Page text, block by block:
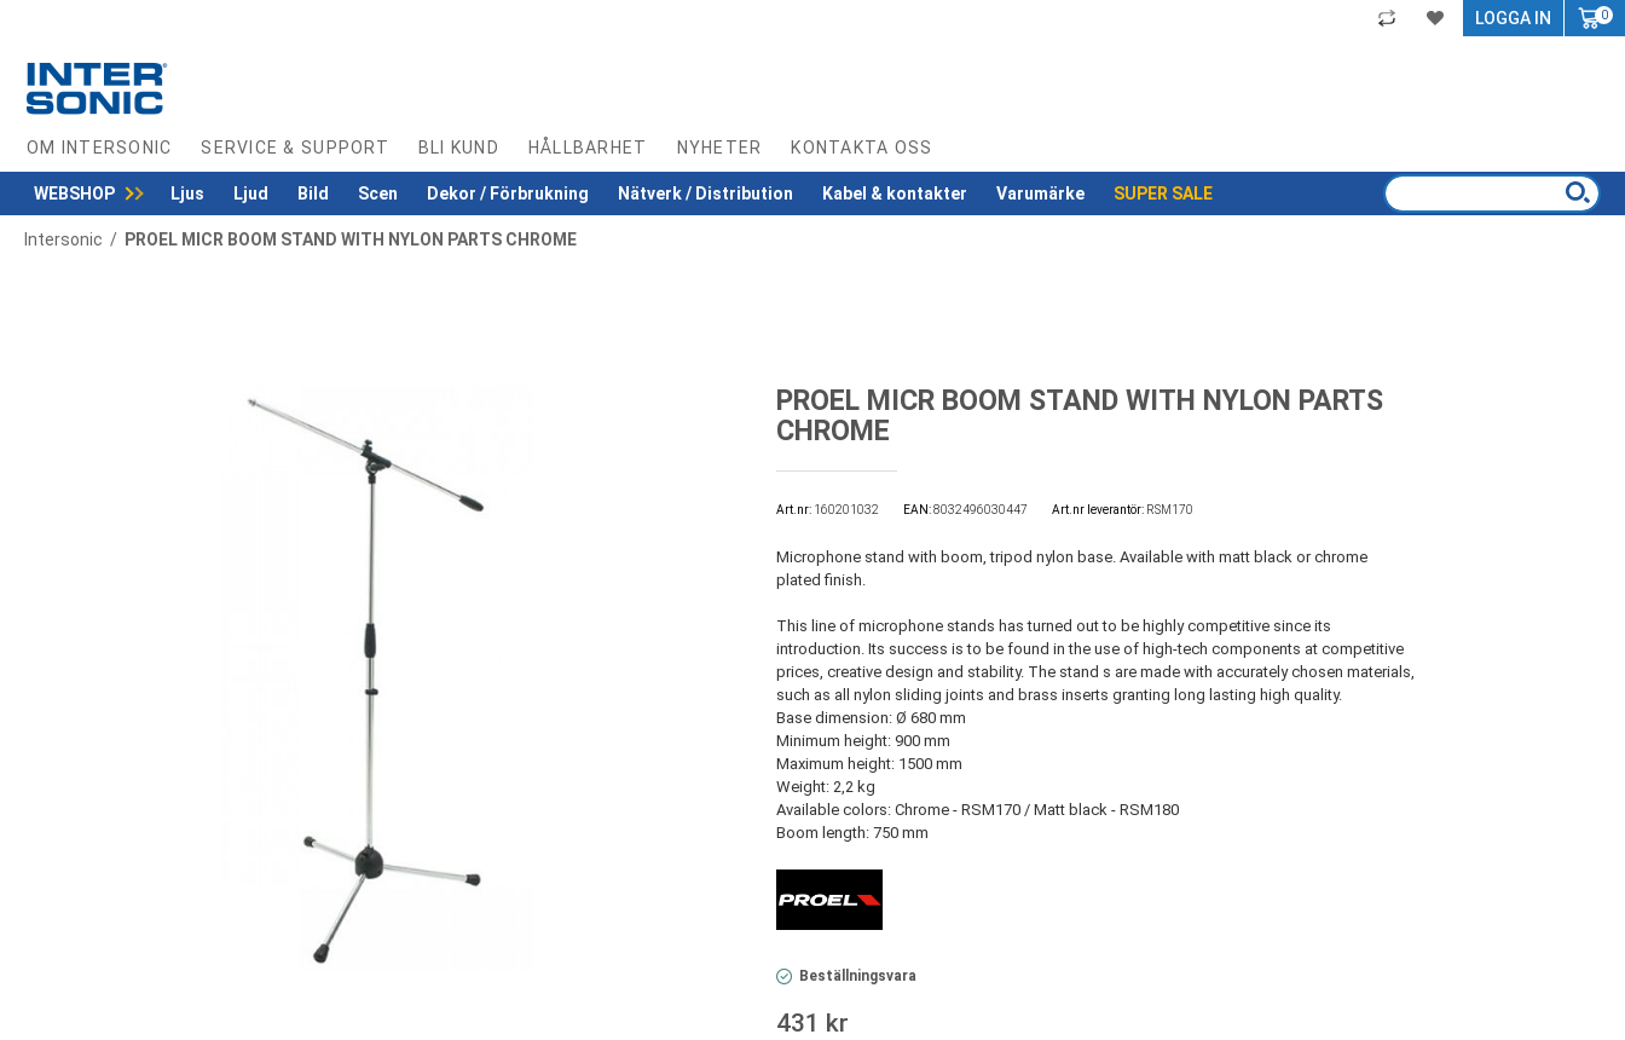
0
LOGGA IN
OM INTERSONIC SERVICE & SUPPORT BLI KUND HÅLLBARHET NYHETER KONTAKTA OSS
WEBSHOP Ljus Ljud Bild Scen Dekor / Förbrukning Nätverk / Distribution Kabel & kontakter Varumärke SUPER SALE
Intersonic PROEL MICR BOOM STAND WITH NYLON PARTS CHROME
PROEL MICR BOOM STAND WITH NYLON PARTS
CHROME
Art.nr 160201032 EAN 8032496030447 Art.nr leverantör: RSM170
Microphone stand with boom, tripod nylon base. Available with matt black or chrome
plated finish.
This line of microphone stands has turned out to be highly competitive since its
introduction. Its success is to be found in the use of high-tech components at competitive
prices, creative design and stability. The stand s are made with accurately chosen materials,
such as all nylon sliding joints and brass inserts granting long lasting high quality.
Base dimension: Ø 680 mm
Minimum height: 900 mm
Maximum height: 1500 mm
Weight: 2,2 kg
Available colors: Chrome - RSM170 / Matt black - RSM180
Boom length: 750 mm
Beställningsvara
431 kr